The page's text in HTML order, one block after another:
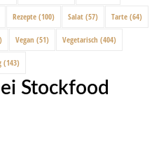
Rezepte (100) Salat (57) Tarte (64)
Vegan (51) Vegetarisch (404)
(143)
Stockfood